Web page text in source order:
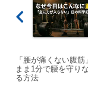
「腰が痛くない腹
まま1分で腰を守り
る方法